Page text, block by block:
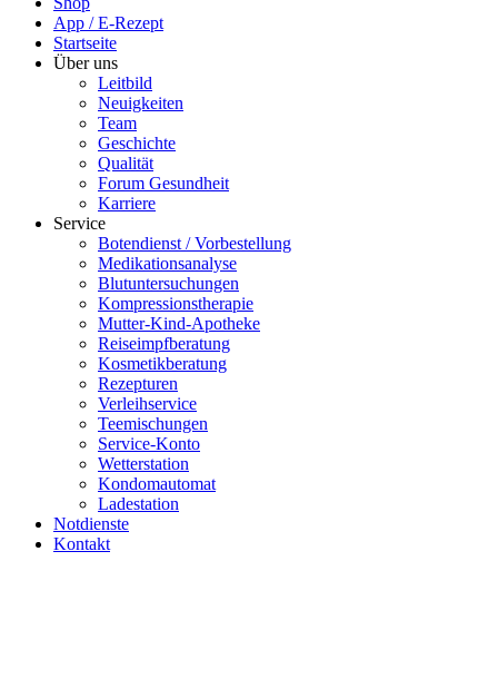
App / E-Rezept
Startseite
Über uns
Leitbild
Neuigkeiten
Team
Geschichte
Qualität
Forum Gesundheit
Karriere
Service
Botendienst / Vorbestellung
Medikationsanalyse
Blutuntersuchungen
Kompressionstherapie
Mutter-Kind-Apotheke
Reiseimpfberatung
Kosmetikberatung
Rezepturen
Verleihservice
Teemischungen
Service-Konto
Wetterstation
Kondomautomat
Ladestation
Notdienste
Kontakt